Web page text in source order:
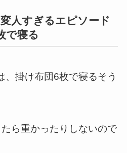
人すぎるエピソード
で寝る
、掛け布団6枚で寝るそう
ら重かったりしないので